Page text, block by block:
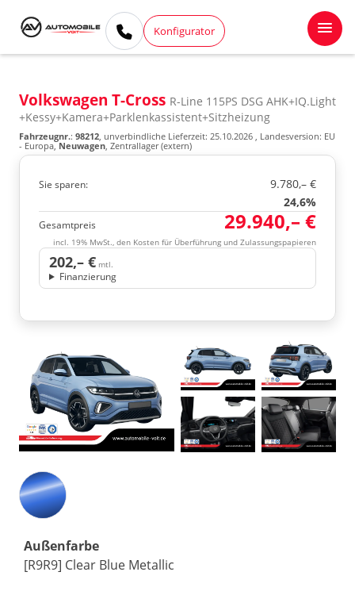
Konfigurator
Volkswagen T-Cross R-Line 115PS DSG AHK+IQ.Light
+Kessy+Kamera+Parklenkassistent+Sitzheizung
Fahrzeugnr.: 98212, unverbindliche Lieferzeit: 25.10.2026 , Landesversion: EU
- Europa,Neuwagen, Zentrallager (extern)
Sie sparen:
9.780,– €
24,6%
Gesamtpreis 29.940,– €
incl. 19% MwSt., den Kosten für Überführung und Zulassungspapieren
202,– € mtl.
Finanzierung
Außenfarbe
[R9R9] Clear Blue Metallic